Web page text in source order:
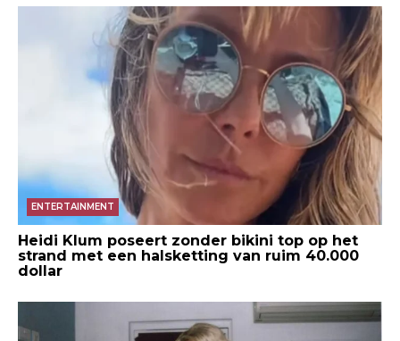
ENTERTAINMENT
Heidi Klum poseert zonder bikini top op het
strand met een halsketting van ruim 40.000
dollar